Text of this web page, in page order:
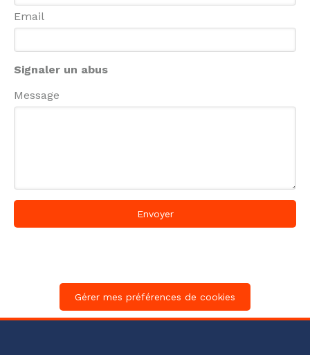
Email
Signaler un abus
Message
Envoyer
Gérer mes préférences de cookies